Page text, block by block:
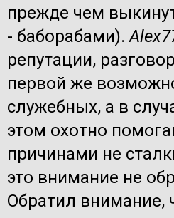
прежде чем
- баборабами).
репутации,
первой же
служебных, а в
этом охотно
причинами не
это внимание не
Обратил внимание,